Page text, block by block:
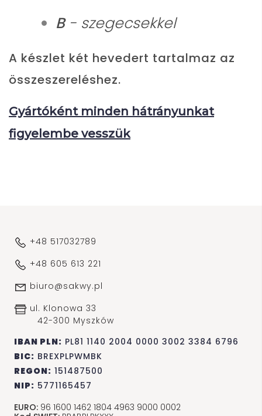
B - szegecsekkel
A készlet két hevedert tartalmaz az
összeszereléshez.
Gyártóként minden hátrányunkat
figyelembe vesszük
+48 517032789
+48 605 613 221
biuro@sakwy.pl
ul. Klonowa 33
42-300 Myszków
IBAN PLN: PL81 1140 2004 0000 3002 3384 6796
BIC: BREXPLPWMBK
REGON: 151487500
NIP: 5771165457
EURO: 96 1600 1462 1804 4963 9000 0002